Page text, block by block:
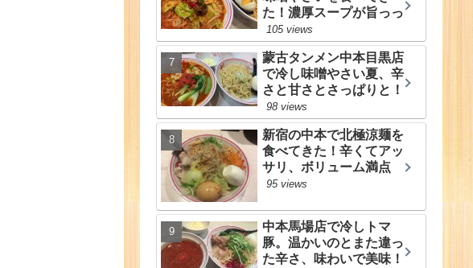
た！濃厚スープが旨っっ
105 views
蒙古タンメン中本目黒店
で冷し味噌やさい夏、辛
さと甘さとさっぱりと！
98 views
新宿の中本で北極涼麺を
食べてきた！辛くてアッ
サリ、ボリューム満点
95 views
中本馬場店で冷しトマ
豚。温かいのとまた違っ
た辛さ、味わいで美味！